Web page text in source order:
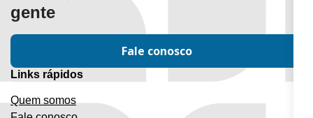
gente
Fale conosco
Links rápidos
Quem somos